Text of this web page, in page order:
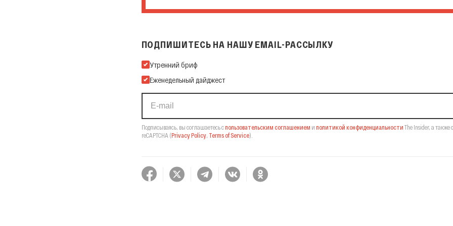
ПОДПИШИТЕСЬ НА НАШУ EMAIL-РАССЫЛКУ
Подпишитесь на нашу Email-рассылку
Утренний бриф
Еженедельный дайджест
Подписываясь, вы соглашаетесь спользовательским соглашением и политикой конфиденциальности The Insider, а также
reCAPTCHA (Privacy Policy, Terms of Service).